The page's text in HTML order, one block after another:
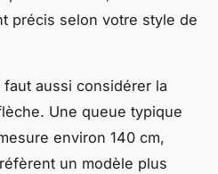
précis selon votre style de
aussi considérer la
Une queue typique
environ 140 cm,
un modèle plus